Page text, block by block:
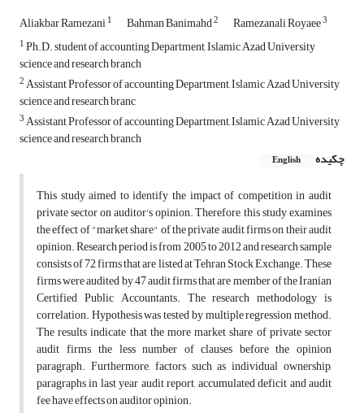
Aliakbar Ramezani1 Bahman Banimahd2 Ramezanali Royaee3
1Ph.D. student of accounting Department, Islamic Azad University
science and research branch
2Assistant Professor of accounting Department, Islamic Azad University
science and research branc
3Assistant Professor of accounting Department, Islamic Azad University
science and research branch
چکیده
English
This study aimed to identify the impact of competition in audit
private sector on auditor's opinion. Therefore, this study examines
the effect of "market share" of the private audit firms on their audit
opinion. Research period is from 2005 to 2012 and research sample
consists of 72 firms that are listed at Tehran Stock Exchange. These
firms were audited by 47 audit firms that are member of the Iranian
Certified Public Accountants. The research methodology is
correlation. Hypothesis was tested by multiple regression method.
The results indicate that the more market share of private sector
audit firms, the less number of clauses before the opinion
paragraph. Furthermore, factors such as individual ownership,
paragraphs in last year audit report, accumulated deficit and audit
fee have effects on auditor opinion.